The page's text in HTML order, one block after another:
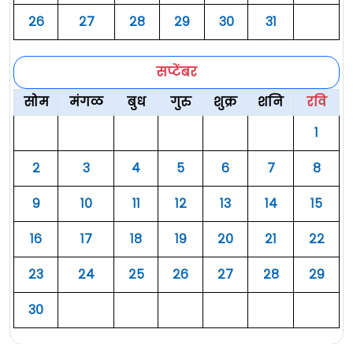
२६
२७ २८ २९ ३० ३१
सप्टेंबर
सोम
मंगळ बुध गुरु शुक्र शनि
रवि
१
२
३ ४ ५ ६ ७
८
९
१० ११ १२ १३ १४
१५
१६
१७ १८ १९ २० २१
२२
२३
२४ २५ २६ २७ २८
२९
३०